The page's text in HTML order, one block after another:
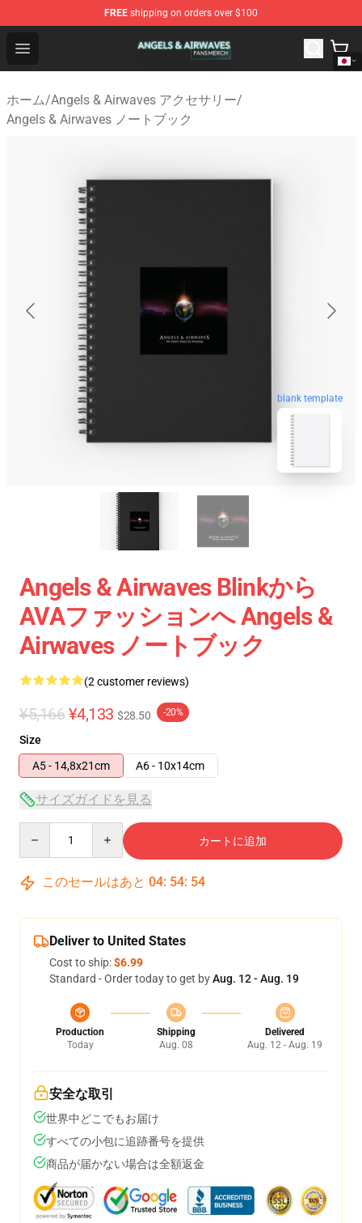
FREE shipping on orders over $100
Open menu
Angels & Airwaves Shop - Official Angels & Airwaves
ホーム/Angels & Airwaves アクセサリー/
Angels & Airwaves ノートブック
blank template
Angels & Airwaves Blinkから
AVAファッションへ Angels &
Airwaves ノートブック
(2 customer reviews)
¥5,166 ¥4,133 $28.50 -20%
Size
A5 - 14,8x21cm
A6 - 10x14cm
サイズガイドを見る
カートに追加
このセールはあと 04: 54: 54
Deliver to United States
Cost to ship:$6.99
Standard - Order today to get byAug. 12 - Aug. 19
Production
Today
Shipping
Aug. 08
Delivered
Aug. 12 - Aug. 19
安全な取引
世界中どこでもお届け
すべての小包に追跡番号を提供
商品が届かない場合は全額返金